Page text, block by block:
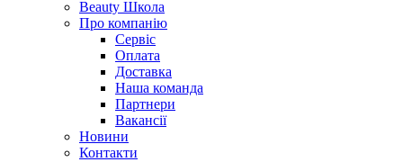
Beauty Школа
Про компанію
Сервіс
Оплата
Доставка
Наша команда
Партнери
Вакансії
Новини
Контакти